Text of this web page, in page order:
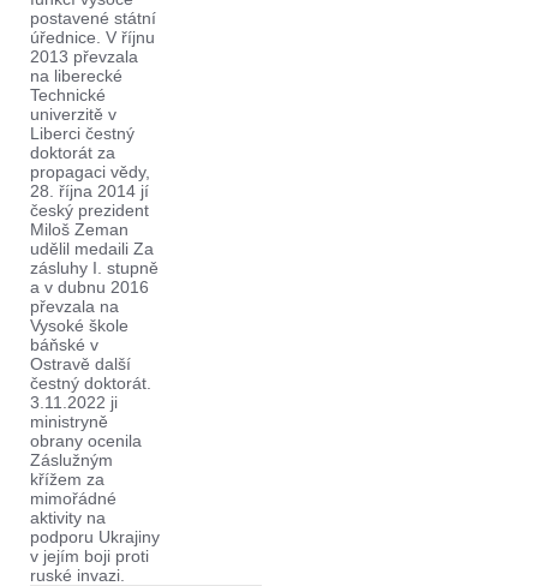
postavené státní
úřednice. V říjnu
2013 převzala
na liberecké
Technické
univerzitě v
Liberci čestný
doktorát za
propagaci vědy,
28. října 2014 jí
český prezident
Miloš Zeman
udělil medaili Za
zásluhy I. stupně
a v dubnu 2016
převzala na
Vysoké škole
báňské v
Ostravě další
čestný doktorát.
3.11.2022 ji
ministryně
obrany ocenila
Záslužným
křížem za
mimořádné
aktivity na
podporu Ukrajiny
v jejím boji proti
ruské invazi.